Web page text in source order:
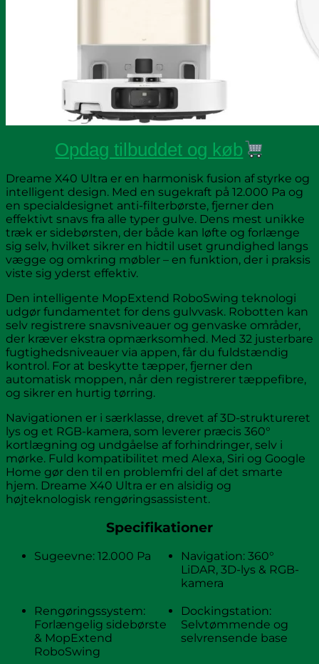
Opdag tilbuddet og køb
Dreame X40 Ultra er en harmonisk fusion af styrke og
intelligent design. Med en sugekraft på 12.000 Pa og
en specialdesignet anti-filterbørste, fjerner den
effektivt snavs fra alle typer gulve. Dens mest unikke
træk er sidebørsten, der både kan løfte og forlænge
sig selv, hvilket sikrer en hidtil uset grundighed langs
vægge og omkring møbler – en funktion, der i praksis
viste sig yderst effektiv.
Den intelligente MopExtend RoboSwing teknologi
udgør fundamentet for dens gulvvask. Robotten kan
selv registrere snavsniveauer og genvaske områder,
der kræver ekstra opmærksomhed. Med 32 justerbare
fugtighedsniveauer via appen, får du fuldstændig
kontrol. For at beskytte tæpper, fjerner den
automatisk moppen, når den registrerer tæppefibre,
og sikrer en hurtig tørring.
Navigationen er i særklasse, drevet af 3D-struktureret
lys og et RGB-kamera, som leverer præcis 360°
kortlægning og undgåelse af forhindringer, selv i
mørke. Fuld kompatibilitet med Alexa, Siri og Google
Home gør den til en problemfri del af det smarte
hjem. Dreame X40 Ultra er en alsidig og
højteknologisk rengøringsassistent.
Specifikationer
Sugeevne: 12.000 Pa
Navigation: 360°
LiDAR, 3D-lys & RGB-
kamera
Rengøringssystem:
Forlængelig sidebørste
& MopExtend
RoboSwing
Dockingstation:
Selvtømmende og
selvrensende base